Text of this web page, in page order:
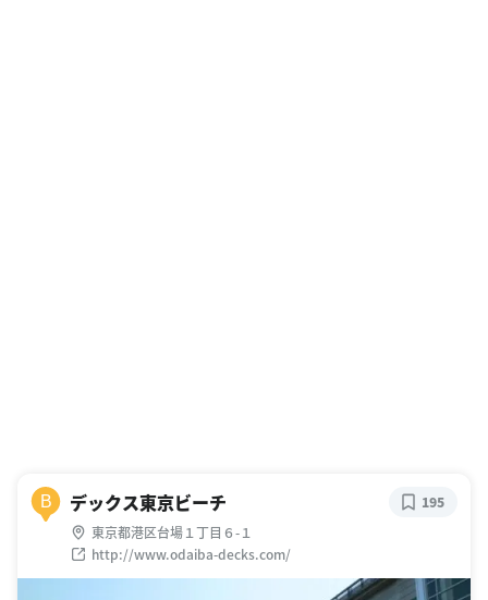
B デックス東京ビーチ
東京都港区台場１丁目６-１
http://www.odaiba-decks.com/
195